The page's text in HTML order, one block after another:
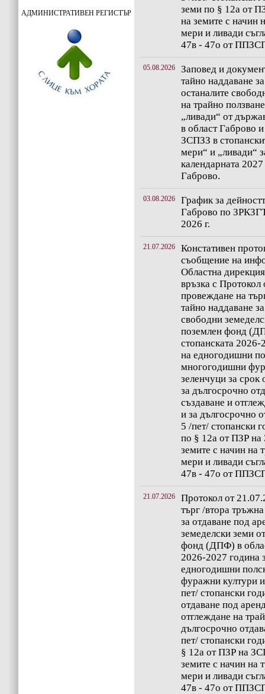
АДМИНИСТРАТИВЕН РЕГИСТЪР
земи по § 12а от
на земите с начин
мери и ливади
47в - 47о от
05.08.2026
Заповед и
тайно наддаване
останалите
на трайно
„ливади“ от
в област Габрово
ЗСПЗЗ в
мери“ и „ливади“
календарната
Габрово.
03.08.2026
График за
Габрово по
2026 г.
21.07.2026
Констативен
съобщение на
Областна
връзка с Протокол
провеждане на
тайно наддаване
свободни
поземлен фонд
стопанската 2026-
на едногодишни
многогодишни
зеленчуци за срок
за дългосрочно
създаване и
и за дългосрочно
5 /пет/ стопански
по § 12а от ПЗР
земите с начин на
мери и ливади
47в - 47о от
21.07.2026
Протокол от
търг /втора
за отдаване под
земеделски земи
фонд (ДПФ) в
2026-2027 година
едногодишни
фуражни култури
пет/ стопански
отдаване под
отглеждане на
дългосрочно
пет/ стопански
§ 12а от ПЗР на
земите с начин на
мери и ливади
47в - 47о от